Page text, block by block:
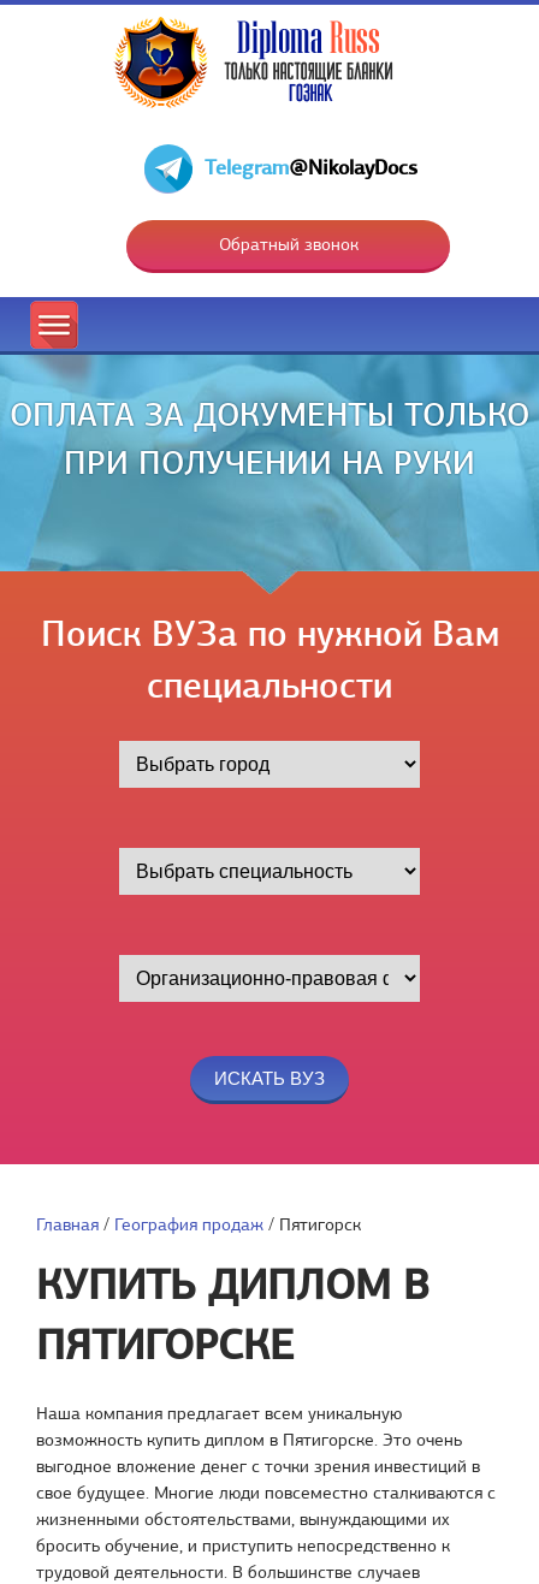
Telegram@NikolayDocs
Обратный звонок
ОПЛАТА ЗА ДОКУМЕНТЫ ТОЛЬКО
ПРИ ПОЛУЧЕНИИ НА РУКИ
Поиск ВУЗа по нужной Вам
специальности
Главная / География продаж / Пятигорск
КУПИТЬ ДИПЛОМ В
ПЯТИГОРСКЕ
Наша компания предлагает всем уникальную
возможность купить диплом в Пятигорске. Это очень
выгодное вложение денег с точки зрения инвестиций в
свое будущее. Многие люди повсеместно сталкиваются с
жизненными обстоятельствами, вынуждающими их
бросить обучение, и приступить непосредственно к
трудовой деятельности. В большинстве случаев